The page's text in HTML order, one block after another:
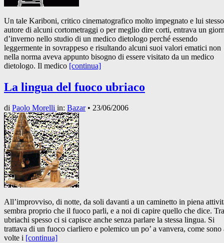
Un tale Kariboni, critico cinematografico molto impegnato e lui stesso
autore di alcuni cortometraggi o per meglio dire corti, entrava un
d’inverno nello studio di un medico dietologo perché essendo
leggermente in sovrappeso e risultando alcuni suoi valori ematici non
nella norma aveva appunto bisogno di essere visitato da un medico
dietologo. Il medico [continua]
La lingua del fuoco ubriaco
di Paolo Morelli in: Bazar• 23/06/2006
All’improvviso, di notte, da soli davanti a un caminetto in piena
sembra proprio che il fuoco parli, e a noi di capire quello che dice. Tra
ubriachi spesso ci si capisce anche senza parlare la stessa lingua. Si
trattava di un fuoco ciarliero e polemico un po’ a vanvera, come sono
volte i [continua]